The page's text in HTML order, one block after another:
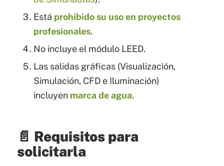
Está prohibido su uso en proyectos
profesionales.
No incluye el módulo LEED.
Las salidas gráficas (Visualización,
Simulación, CFD e Iluminación)
incluyen marca de agua.
📄 Requisitos para
solicitarla